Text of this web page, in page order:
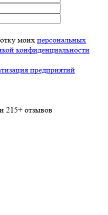
моих персональных
конфиденциальности
предприятий
215+ отзывов